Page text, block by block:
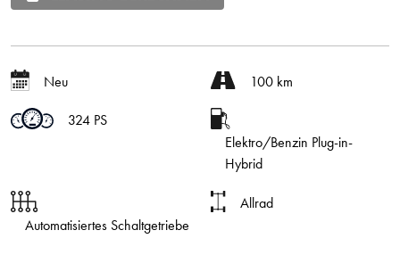
Neu 100 km
324 PS
Elektro/Benzin Plug-in-
Hybrid
Automatisiertes Schaltgetriebe
Allrad